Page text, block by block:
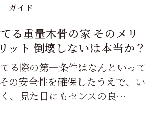
ガイド
る重量木骨の家 そのメリ
ット 倒壊しないは本当か？
る際の第一条件はなんといって
の安全性を確保したうえで、い
、見た目にもセンスの良…